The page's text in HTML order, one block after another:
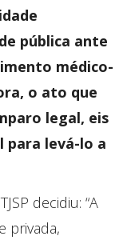
pública ante
médico-
o ato que
legal, eis
para levá-lo a
decidiu: “A
privada,